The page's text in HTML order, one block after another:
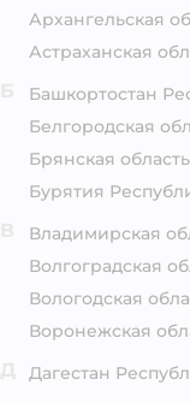
Архангельская
Астраханская
Башкортостан
Белгородская
Брянская область
Бурятия
Владимирская
Волгоградская
Вологодская
Воронежская
Дагестан